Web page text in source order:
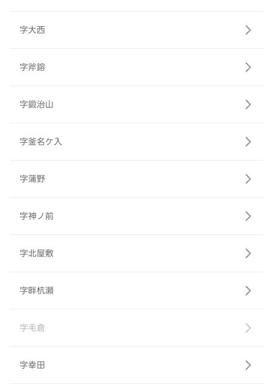
字大西
字斧鎔
字鍛治山
字釜名ケ入
字蒲野
字神ノ前
字北屋敷
字畔杭瀬
字毛倉
字幸田